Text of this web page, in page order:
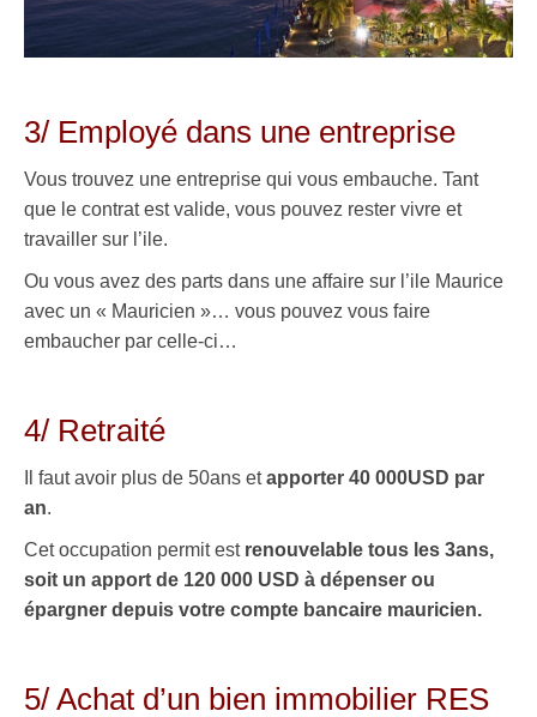
3/ Employé dans une entreprise
Vous trouvez une entreprise qui vous embauche. Tant
que le contrat est valide, vous pouvez rester vivre et
travailler sur l’ile.
Ou vous avez des parts dans une affaire sur l’ile Maurice
avec un « Mauricien »… vous pouvez vous faire
embaucher par celle-ci…
4/ Retraité
Il faut avoir plus de 50ans etapporter 40 000USD par
an.
Cet occupation permit est renouvelable tous les 3ans,
soit un apport de 120 000 USD à dépenser ou
épargner depuis votre compte bancaire mauricien.
5/ Achat d’un bien immobilier RES